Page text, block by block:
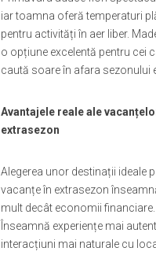
iar toamna oferă temperaturi
pentru activități în aer liber.
o opțiune excelentă pentru cei
caută soare în afara sezonului
Avantajele reale ale
extrasezon
Alegerea unor destinații ideale
vacanțe în extrasezon
mult decât economii financiare.
Înseamnă experiențe mai
interacțiuni mai naturale cu